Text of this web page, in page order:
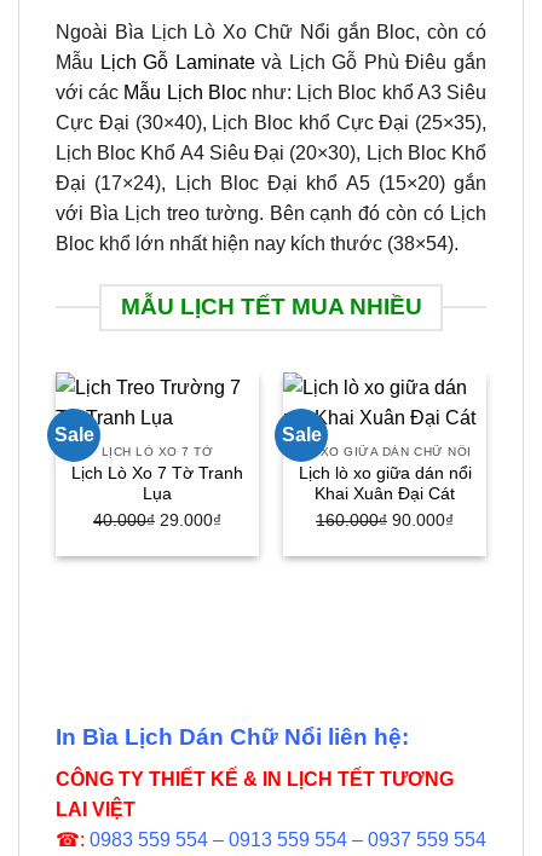
Ngoài Bìa Lịch Lò Xo Chữ Nổi gắn Bloc, còn có
Mẫu Lịch Gỗ Laminatevà Lịch Gỗ Phù Điêu gắn
với các Mẫu Lịch Blocnhư: Lịch Bloc khổ A3 Siêu
Cực Đại (30×40), Lịch Bloc khổ Cực Đại (25×35),
Lịch Bloc Khổ A4 Siêu Đại (20×30), Lịch Bloc Khổ
Đại (17×24), Lịch Bloc Đại khổ A5 (15×20) gắn
với Bìa Lịch treo tường. Bên cạnh đó còn có Lịch
Bloc khổ lớn nhất hiện nay kích thước (38×54).
MẪU LỊCH TẾT MUA NHIỀU
Sale
LỊCH LÒ XO 7 TỜ
Lịch Lò Xo 7 Tờ Tranh
Lụa
40.000₫ Giá
29.000₫
Sale
LÒ XO GIỮA DÁN CHỮ NỔI
Lịch lò xo giữa dán nổi
Khai Xuân Đại Cát
160.000₫ Giá
90.000₫
In Bìa Lịch Dán Chữ Nổi liên hệ:
CÔNG TY THIẾT KẾ & IN LỊCH TẾT TƯƠNG
LAI VIỆT
☎: 0983 559 554 – 0913 559 554 – 0937 559 554